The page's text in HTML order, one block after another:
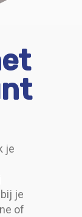
je
je
of